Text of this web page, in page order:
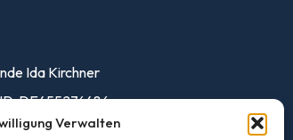
Verwalten
Ida Kirchner
DE455276486
238/02476